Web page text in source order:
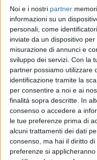
Noi e i nostri partner
informazioni su un
personali, come
inviate da un dispositivo
misurazione di annunci e
sviluppo dei servizi. Con la
partner possiamo utilizzare
identificazione tramite la
per consentire a noi e ai
finalità sopra descritte. In
consenso o accedere a
le tue preferenze prima di
alcuni trattamenti dei dati
consenso, ma hai il diritto
preferenze si
Su quel palco puoi
“Per me questo
Ho cantato durante la
risposta a quello che
liberare l’ansia.
come persona. La
pensavamo di